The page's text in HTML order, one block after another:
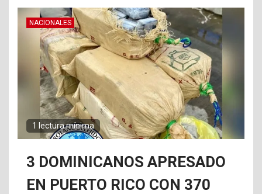
NACIONALES
1 lectura mínima
3 DOMINICANOS APRESADO
EN PUERTO RICO CON 370